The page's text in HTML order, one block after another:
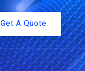
Get A Quote